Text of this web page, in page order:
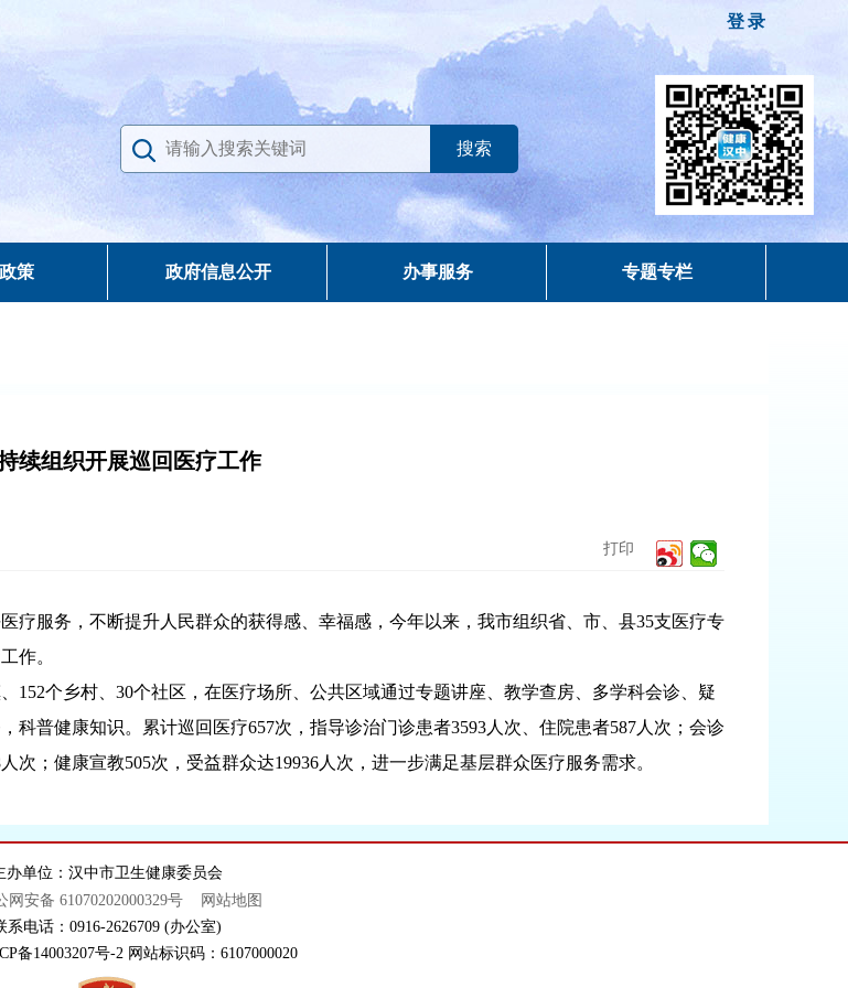
登录
策 政府信息公开 办事服务 专题专栏
续组织开展巡回医疗工作
打印
疗服务，不断提升人民群众的获得感、幸福感，今年以来，我市组织省、市、县35支医疗专
作。
152个乡村、30个社区，在医疗场所、公共区域通过专题讲座、教学查房、多学科会诊、疑
普健康知识。累计巡回医疗657次，指导诊治门诊患者3593人次、住院患者587人次；会诊
次；健康宣教505次，受益群众达19936人次，进一步满足基层群众医疗服务需求。
办单位：汉中市卫生健康委员会
网安备 61070202000329号
网站地图
系电话：0916-2626709 (办公室)
备14003207号-2 网站标识码：6107000020